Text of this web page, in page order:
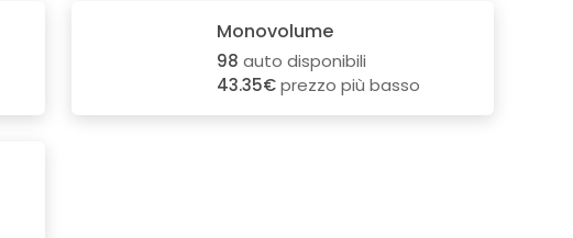
Monovolume
98 auto disponibili
43.35€prezzo più basso